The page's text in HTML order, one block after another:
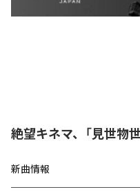
絶望キネマ、「見世物
新曲情報